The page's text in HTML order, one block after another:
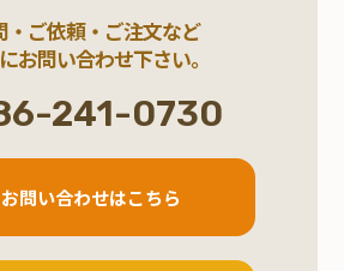
・ご依頼・ご注文など
お問い合わせ下さい。
241-0730
お問い合わせはこちら